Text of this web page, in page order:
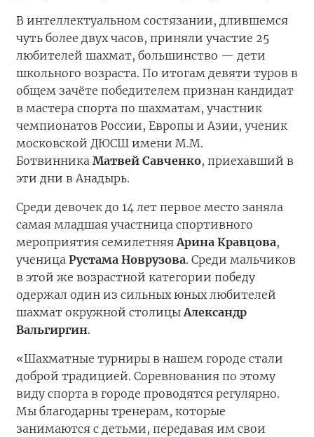
В интеллектуальном состязании, длившемся
чуть более двух часов, приняли участие 25
любителей шахмат, большинство — дети
школьного возраста. По итогам девяти туров в
общем зачёте победителем признан кандидат
в мастера спорта по шахматам, участник
чемпионатов России, Европы и Азии, ученик
московской ДЮСШ имени М.М.
Ботвинника Матвей Савченко, приехавший в
эти дни в Анадырь.
Среди девочек до 14 лет первое место заняла
самая младшая участница спортивного
мероприятия семилетняяАрина Кравцова,
ученица Рустама Новрузова. Среди мальчиков
в этой же возрастной категории победу
одержал один из сильных юных любителей
шахмат окружной столицыАлександр
Вальгиргин.
«Шахматные турниры в нашем городе стали
доброй традицией. Соревнования по этому
виду спорта в городе проводятся регулярно.
Мы благодарны тренерам, которые
занимаются с детьми, передавая им свои